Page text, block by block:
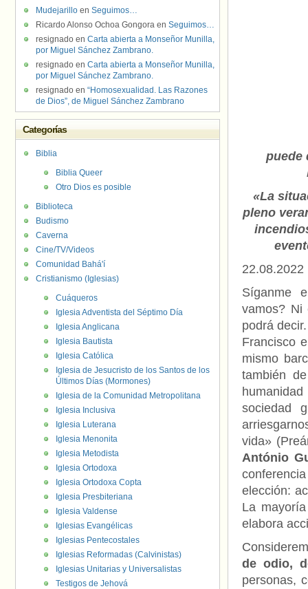
puede
«La
pleno
incen
22.08.2022
Síganme
vamos? Ni
podrá
Francisco
mismo
también
sociedad
vida»
António
elección:
La
elabora
de odio,
personas,
Mudejarillo en Seguimos…
Ricardo Alonso Ochoa Gongora en Seguimos…
resignado en Carta abierta a Monseñor Munilla,
por Miguel Sánchez Zambrano.
resignado en Carta abierta a Monseñor Munilla,
por Miguel Sánchez Zambrano.
resignado en “Homosexualidad. Las Razones
de Dios”, de Miguel Sánchez Zambrano
Categorías
Biblia
Biblia Queer
Otro Dios es posible
Biblioteca
Budismo
Caverna
Cine/TV/Videos
Comunidad Bahá'í
Cristianismo (Iglesias)
Cuáqueros
Iglesia Adventista del Séptimo Día
Iglesia Anglicana
Iglesia Bautista
Iglesia Católica
Iglesia de Jesucristo de los Santos de los
Últimos Días (Mormones)
Iglesia de la Comunidad Metropolitana
Iglesia Inclusiva
Iglesia Luterana
Iglesia Menonita
Iglesia Metodista
Iglesia Ortodoxa
Iglesia Ortodoxa Copta
Iglesia Presbiteriana
Iglesia Valdense
Iglesias Evangélicas
Iglesias Pentecostales
Iglesias Reformadas (Calvinistas)
Iglesias Unitarias y Universalistas
Testigos de Jehová